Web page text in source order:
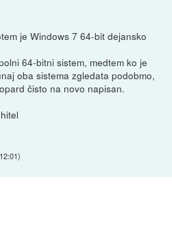
je Windows 7 64-bit dejansko
64-bitni sistem, medtem ko je
oba sistema zgledata podobmo,
čisto na novo napisan.
)